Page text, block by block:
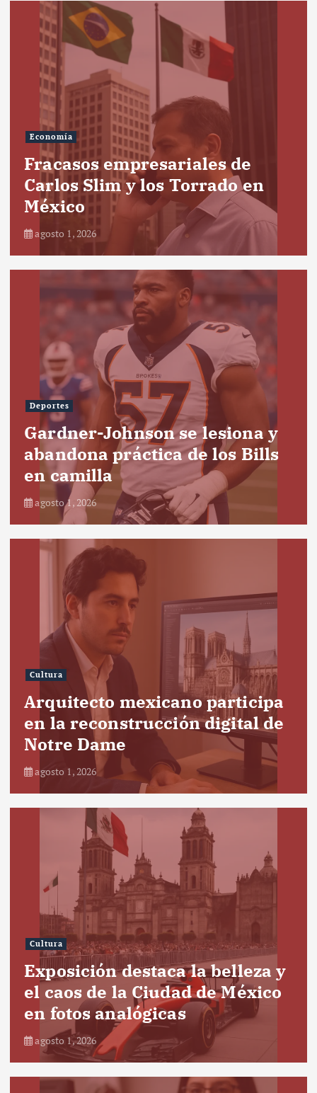
Economía
Fracasos empresariales de
Carlos Slim y los Torrado en
México
agosto 1, 2026
Deportes
Gardner-Johnson se lesiona y
abandona práctica de los Bills
en camilla
agosto 1, 2026
Cultura
Arquitecto mexicano participa
en la reconstrucción digital de
Notre Dame
agosto 1, 2026
Cultura
Exposición destaca la belleza y
el caos de la Ciudad de México
en fotos analógicas
agosto 1, 2026